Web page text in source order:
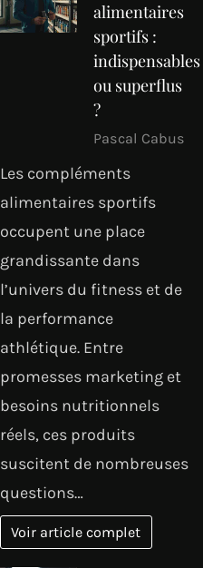
alimentaires
sportifs :
indispensables
ou superflus
?
Pascal Cabus
Les compléments
alimentaires sportifs
occupent une place
grandissante dans
l’univers du fitness et de
la performance
athlétique. Entre
promesses marketing et
besoins nutritionnels
réels, ces produits
suscitent de nombreuses
questions…
Voir article complet